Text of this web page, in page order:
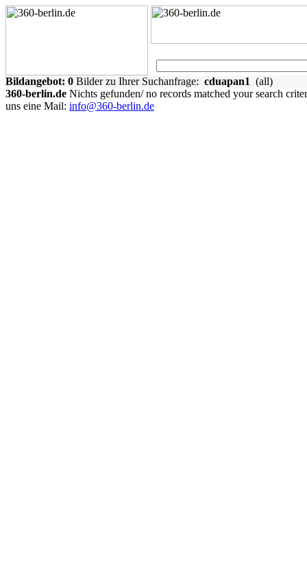
Bildangebot: 0 Bilder zu Ihrer Suchanfrage: cduapan1 (all)
360-berlin.de Nichts gefunden/ no records matched your search
uns eine Mail: info@360-berlin.de